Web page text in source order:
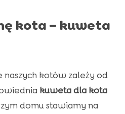
kota – kuweta
naszych kotów zależy od
kuweta dla kota
domu stawiamy na